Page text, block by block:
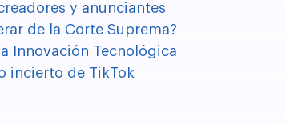
y anunciantes
de la Corte Suprema?
Innovación Tecnológica
incierto de TikTok